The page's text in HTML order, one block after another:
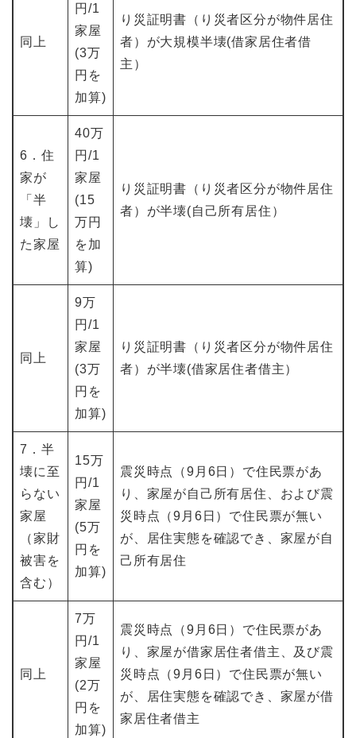
同上
円/1
家屋
(3万
円を
加算)
り災証明書（り災者区分が物件居住
者）が大規模半壊(借家居住者借
主）
6．住
家が
「半
壊」し
た家屋
40万
円/1
家屋
(15
万円
を加
算)
り災証明書（り災者区分が物件居住
者）が半壊(自己所有居住）
同上
9万
円/1
家屋
(3万
円を
加算)
り災証明書（り災者区分が物件居住
者）が半壊(借家居住者借主）
7．半
壊に至
らない
家屋
（家財
被害を
含む）
15万
円/1
家屋
(5万
円を
加算)
震災時点（9月6日）で住民票があ
り、家屋が自己所有居住、および震
災時点（9月6日）で住民票が無い
が、居住実態を確認でき、家屋が自
己所有居住
同上
7万
円/1
家屋
(2万
円を
加算)
震災時点（9月6日）で住民票があ
り、家屋が借家居住者借主、及び震
災時点（9月6日）で住民票が無い
が、居住実態を確認でき、家屋が借
家居住者借主